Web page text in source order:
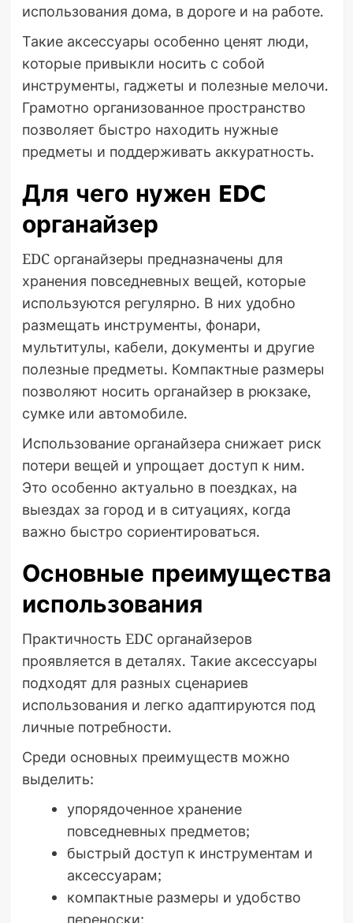
использования дома, в дороге и на работе.
Такие аксессуары особенно ценят люди,
которые привыкли носить с собой
инструменты, гаджеты и полезные мелочи.
Грамотно организованное пространство
позволяет быстро находить нужные
предметы и поддерживать аккуратность.
Для чего нужен EDC
органайзер
EDC органайзеры предназначены для
хранения повседневных вещей, которые
используются регулярно. В них удобно
размещать инструменты, фонари,
мультитулы, кабели, документы и другие
полезные предметы. Компактные размеры
позволяют носить органайзер в рюкзаке,
сумке или автомобиле.
Использование органайзера снижает риск
потери вещей и упрощает доступ к ним.
Это особенно актуально в поездках, на
выездах за город и в ситуациях, когда
важно быстро сориентироваться.
Основные преимущества
использования
Практичность EDC органайзеров
проявляется в деталях. Такие аксессуары
подходят для разных сценариев
использования и легко адаптируются под
личные потребности.
Среди основных преимуществ можно
выделить:
упорядоченное хранение
повседневных предметов;
быстрый доступ к инструментам и
аксессуарам;
компактные размеры и удобство
переноски;